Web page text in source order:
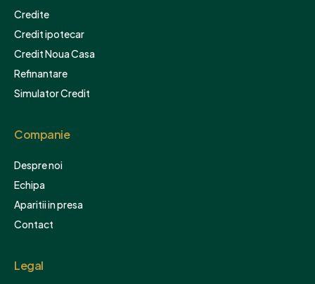
Credite
Credit ipotecar
Credit Noua Casa
Refinantare
Simulator Credit
Companie
Despre noi
Echipa
Aparitii in presa
Contact
Legal